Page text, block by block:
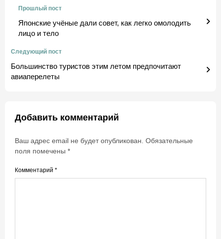
Прошлый пост
Японские учёные дали совет, как легко омолодить
лицо и тело
Следующий пост
Большинство туристов этим летом предпочитают
авиаперелеты
Добавить комментарий
Ваш адрес email не будет опубликован. Обязательные
поля помечены *
Комментарий *